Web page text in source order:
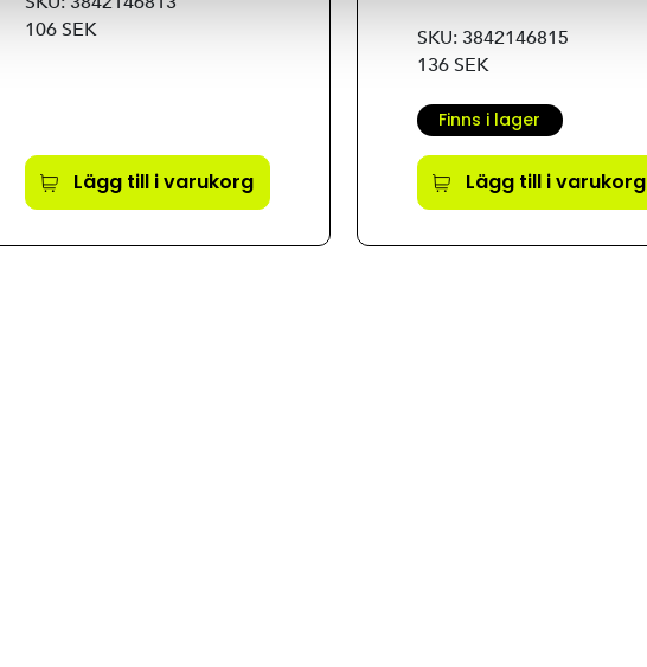
106 SEK
Lägg till i varukorg
SKU: 3842146815
136 SEK
Finns i lager
Lägg till i varukorg